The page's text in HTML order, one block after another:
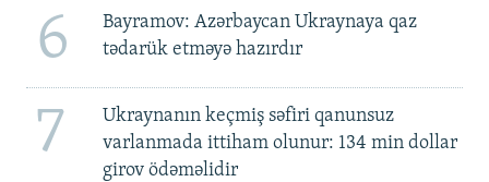
6
Bayramov: Azərbaycan Ukraynaya qaz
tədarük etməyə hazırdır
7
Ukraynanın keçmiş səfiri qanunsuz
varlanmada ittiham olunur: 134 min dollar
girov ödəməlidir